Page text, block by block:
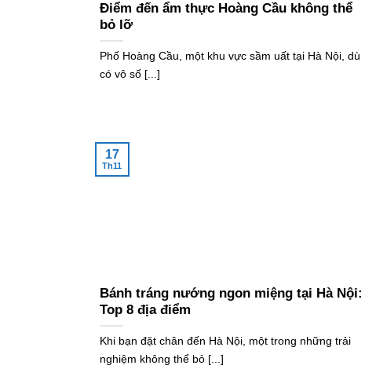
Điểm đến ẩm thực Hoàng Cầu không thể
bỏ lỡ
Phố Hoàng Cầu, một khu vực sầm uất tại Hà Nội, dù
có vô số [...]
Bánh tráng nướng ngon miệng tại Hà Nội:
Top 8 địa điểm
Khi bạn đặt chân đến Hà Nội, một trong những trải
nghiệm không thể bỏ [...]
17
Th11